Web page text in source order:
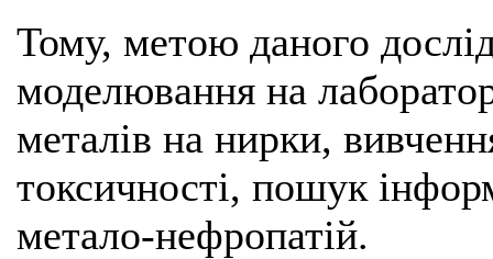
Тому, метою даного
моделювання на
металів на нирки,
токсичності, пошук
метало-нефропатій.